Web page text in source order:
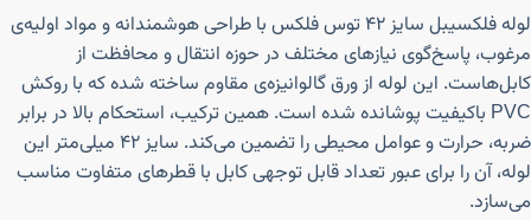
لوله فلکسیبل سایز ۴۲ توس فلکس با طراحی هوشمندانه و مواد اولیه‌ی
مرغوب، پاسخ‌گوی نیازهای مختلف در حوزه انتقال و محافظت از
کابل‌هاست. این لوله از ورق گالوانیزه‌ی مقاوم ساخته شده که با روکش
PVC باکیفیت پوشانده شده است. همین ترکیب، استحکام بالا در برابر
ضربه، حرارت و عوامل محیطی را تضمین می‌کند. سایز ۴۲ میلی‌متر این
لوله، آن را برای عبور تعداد قابل توجهی کابل با قطرهای متفاوت مناسب
می‌سازد.